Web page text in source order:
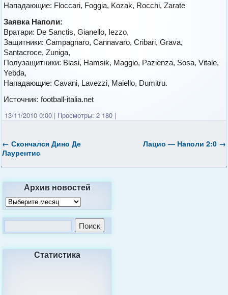
Нападающие: Floccari, Foggia, Kozak, Rocchi, Zarate
Заявка Наполи:
Вратари: De Sanctis, Gianello, Iezzo,
Защитники: Campagnaro, Cannavaro, Cribari, Grava,
Santacroce, Zuniga,
Полузащитники: Blasi, Hamsik, Maggio, Pazienza, Sosa, Vitale,
Yebda,
Нападающие: Cavani, Lavezzi, Maiello, Dumitru.
Источник: football-italia.net
13/11/2010 0:00 | Просмотры: 2 180 |
← Скончался Дино Де
Лаурентис
Лацио — Наполи 2:0 →
Архив новостей
Статистика